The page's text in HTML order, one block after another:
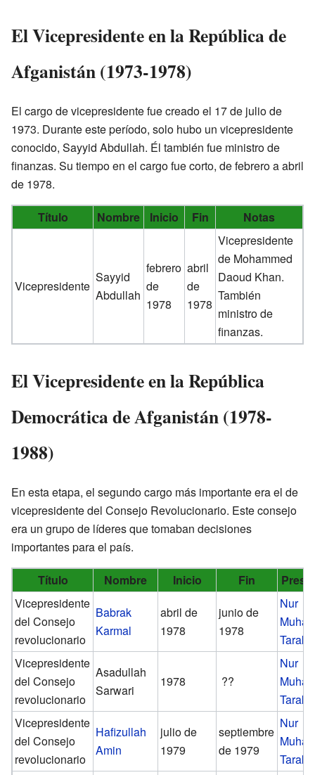
El Vicepresidente en la República de
Afganistán (1973-1978)
El cargo de vicepresidente fue creado el 17 de julio de
1973. Durante este período, solo hubo un vicepresidente
conocido, Sayyid Abdullah. Él también fue ministro de
finanzas. Su tiempo en el cargo fue corto, de febrero a abril
de 1978.
Título Nombre Inicio Fin Notas
Vicepresidente
Sayyid
Abdullah
febrero
de
1978
abril
de
1978
Vicepresidente
de Mohammed
Daoud Khan.
También
ministro de
finanzas.
El Vicepresidente en la República
Democrática de Afganistán (1978-
1988)
En esta etapa, el segundo cargo más importante era el de
vicepresidente del Consejo Revolucionario. Este consejo
era un grupo de líderes que tomaban decisiones
importantes para el país.
Título Nombre Inicio Fin
Vicepresidente
del Consejo
revolucionario
Babrak
Karmal
abril de
1978
junio de
1978
Nur
Taraki
Vicepresidente
del Consejo
revolucionario
Asadullah
Sarwari
1978 ??
Nur
Taraki
Vicepresidente
del Consejo
revolucionario
Hafizullah
Amin
julio de
1979
septiembre
de 1979
Nur
Taraki